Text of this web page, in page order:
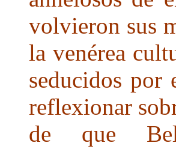
volvieron sus
la venérea
seducidos
reflexionar
de que